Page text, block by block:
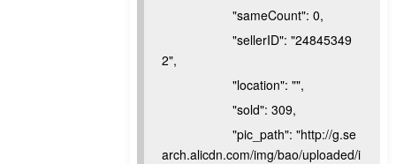
"sameCount": 0,
"sellerID": "24845349
2",
"location": "",
"sold": 309,
"pic_path": "http://g.se
arch.alicdn.com/img/bao/uploaded/i